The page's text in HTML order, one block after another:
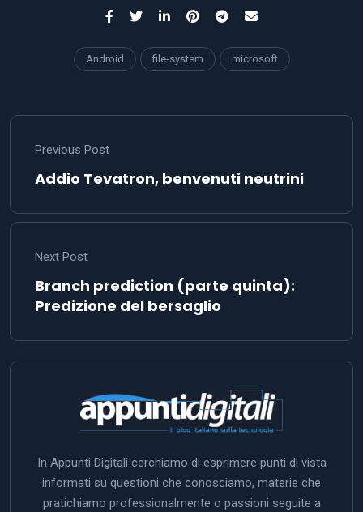
Android file-system microsoft
Previous Post
Addio Tevatron, benvenuti neutrini
Next Post
Branch prediction (parte quinta):
Predizione del bersaglio
In Appunti Digitali cerchiamo di esprimere punti di vista
informati su questioni che conosciamo, materie che
pratichiamo professionalmente o passioni seguite a